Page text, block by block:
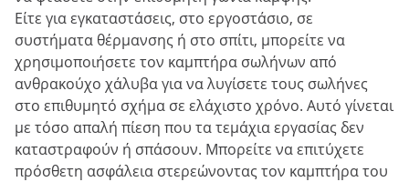
Είτε για εγκαταστάσεις, στο εργοστάσιο, σε
συστήματα θέρμανσης ή στο σπίτι, μπορείτε να
χρησιμοποιήσετε τον καμπτήρα σωλήνων από
ανθρακούχο χάλυβα για να λυγίσετε τους σωλήνες
στο επιθυμητό σχήμα σε ελάχιστο χρόνο. Αυτό γίνεται
με τόσο απαλή πίεση που τα τεμάχια εργασίας δεν
καταστραφούν ή σπάσουν. Μπορείτε να επιτύχετε
πρόσθετη ασφάλεια στερεώνοντας τον καμπτήρα του